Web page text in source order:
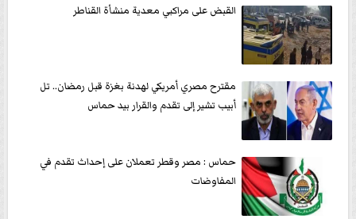
القبض على مراكبي معدية منشأة القناطر
مقترح مصري أمريكي لهدنة بغزة قبل رمضان.. تل
أبيب تشير إلى تقدم والقرار بيد حماس
حماس : مصر وقطر تعملان على إحداث تقدم في
المفاوضات